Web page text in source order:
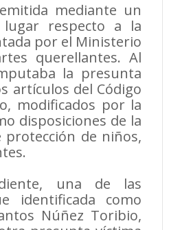
mediante un
respecto a la
por el Ministerio
querellantes. Al
la presunta
artículos del Código
modificados por la
disposiciones de la
protección de niños,
una de las
identificada como
Núñez Toribio,